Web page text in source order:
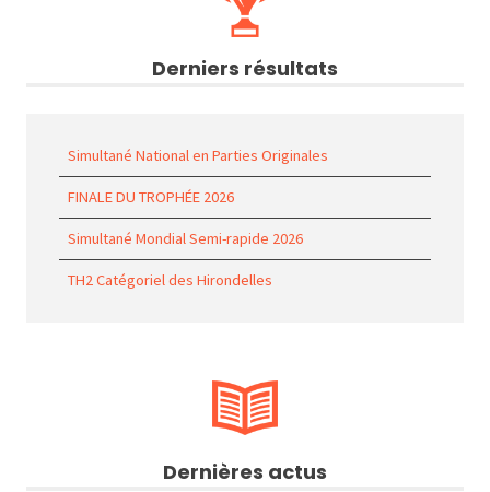
Derniers résultats
Simultané National en Parties Originales
FINALE DU TROPHÉE 2026
Simultané Mondial Semi-rapide 2026
TH2 Catégoriel des Hirondelles
Dernières actus